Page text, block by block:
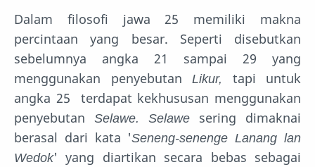
Dalam filosofi jawa 25 memiliki makna
percintaan yang besar. Seperti disebutkan
sebelumnya angka 21 sampai 29 yang
menggunakan penyebutan Likur, tapi untuk
angka 25 terdapat kekhususan menggunakan
penyebutan Selawe. Selawe sering dimaknai
berasal dari kata 'Seneng-senenge Lanang lan
Wedok' yang diartikan secara bebas sebagai